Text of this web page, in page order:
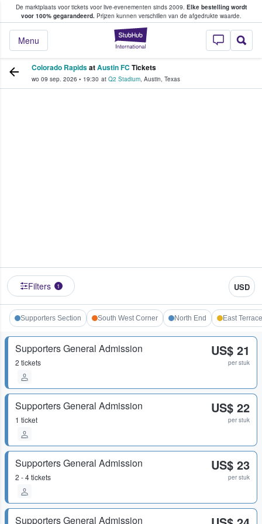
De marktplaats voor tickets voor live-evenementen sinds 2009. Elke bestelling wordt
voor 100% gegarandeerd.Prijzen kunnen verschillen van de afgedrukte waarde.
StubHub: waar
Menu
tickets kopen en verkopen
Colorado RapidsatAustin FC Tickets
wo 09 sep. 2026 • 19:30 at Q2 Stadium, Austin, Texas
Filters 1 USD
Supporters Section South West Corner North End East Terrace
Supporters General Admission
2 tickets
US$ 21
per stuk
Supporters General Admission
1 ticket
US$ 22
per stuk
Supporters General Admission
2 - 4 tickets
US$ 23
per stuk
Supporters General Admission